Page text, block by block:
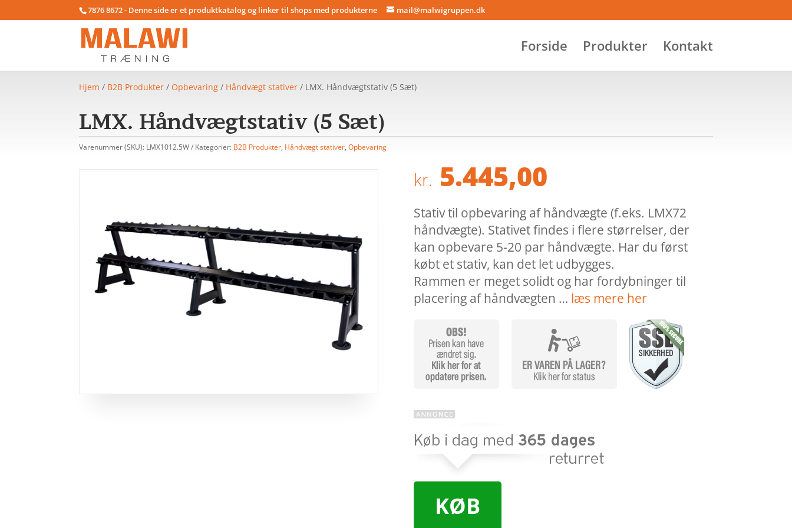
7876 8672 - Denne side er et produktkatalog og linker til shops med produkterne mail@malwigruppen.dk
Forside Produkter Kontakt
Hjem / B2B Produkter / Opbevaring / Håndvægt stativer / LMX. Håndvægtstativ (5 Sæt)
LMX. Håndvægtstativ (5 Sæt)
Varenummer (SKU): LMX1012.5W Kategorier: B2B Produkter, Håndvægt stativer,Opbevaring
kr. 5.445,00
Stativ til opbevaring af håndvægte (f.eks. LMX72
håndvægte). Stativet findes i flere størrelser, der
kan opbevare 5-20 par håndvægte. Har du først
købt et stativ, kan det let udbygges.
Rammen er meget solidt og har fordybninger til
placering af håndvægten … læs mere her
KØB